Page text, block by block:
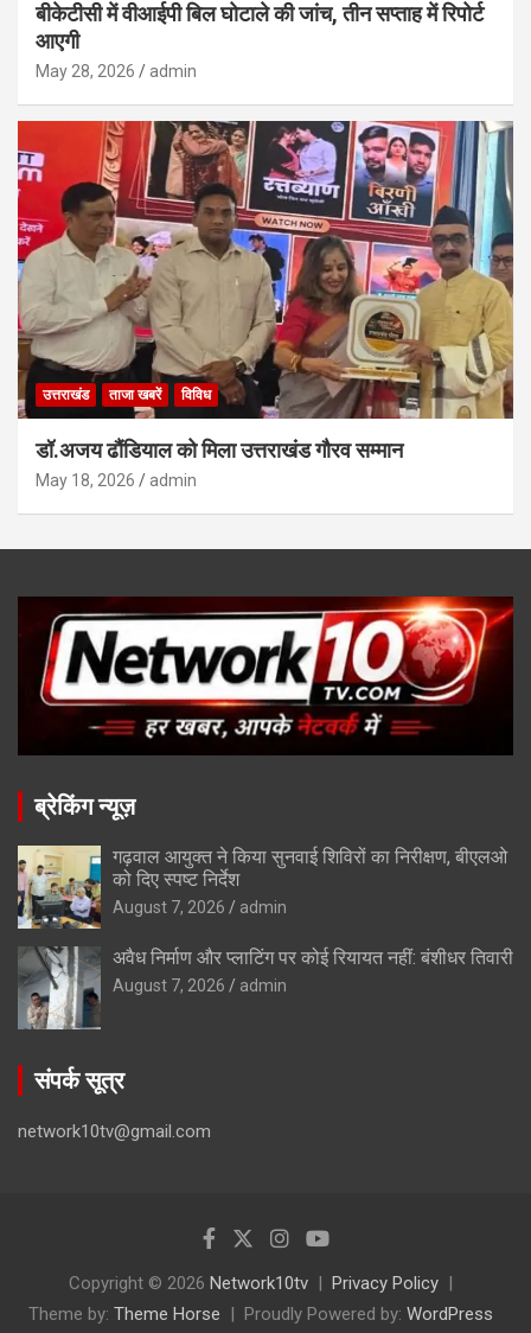
बीकेटीसी में वीआईपी बिल घोटाले की जांच, तीन सप्ताह में रिपोर्ट
आएगी
May 28, 2026 admin
उत्तराखंड ताजा खबरें विविध
डॉ.अजय ढौंडियाल को मिला उत्तराखंड गौरव सम्मान
May 18, 2026 admin
ब्रेकिंग न्यूज़
गढ़वाल आयुक्त ने किया सुनवाई शिविरों का निरीक्षण, बीएलओ
को दिए स्पष्ट निर्देश
August 7, 2026 admin
अवैध निर्माण और प्लाटिंग पर कोई रियायत नहीं: बंशीधर तिवारी
August 7, 2026 admin
संपर्क सूत्र
network10tv@gmail.com
Copyright © 2026 Network10tv
Privacy Policy
Theme by: Theme Horse Proudly Powered by: WordPress